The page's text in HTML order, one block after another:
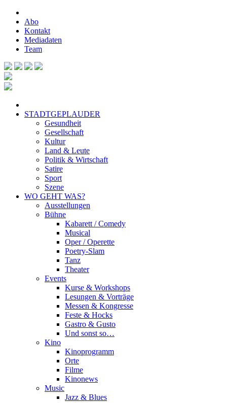
Abo
Kontakt
Mediadaten
Team
STADTGEPLAUDER
Gesundheit
Gesellschaft
Kultur
Land & Leute
Politik & Wirtschaft
Satire
Sport
Szene
WO GEHT WAS?
Ausstellungen
Bühne
Kabarett / Comedy
Musical
Oper / Operette
Poetry-Slam
Tanz
Theater
Events
Kurse & Workshops
Lesungen & Vorträge
Messen & Kongresse
Feste & Hocks
Gastro & Gusto
Und sonst so…
Kino
Kinoprogramm
Orte
Filme
Kinonews
Music
Jazz & Blues